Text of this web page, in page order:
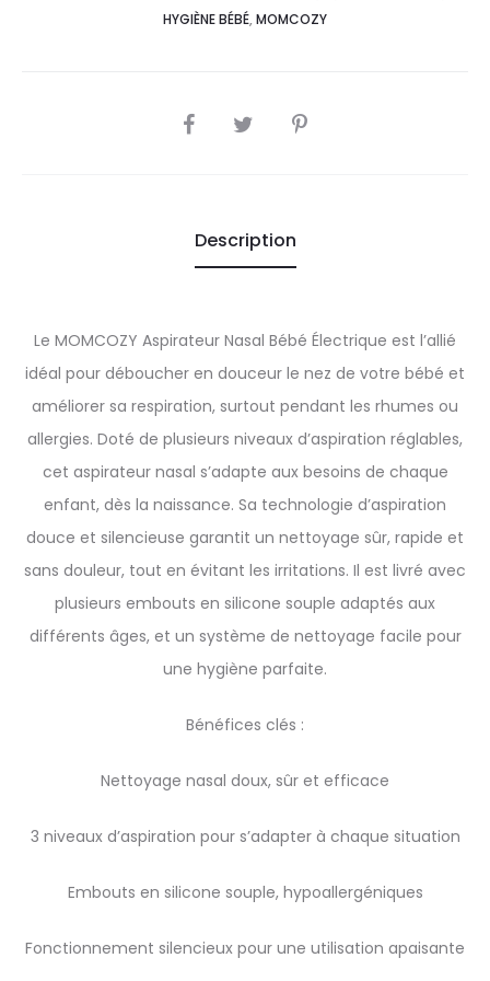
HYGIÈNE BÉBÉ, MOMCOZY
SHARE
Description
Le MOMCOZY Aspirateur Nasal Bébé Électrique est l’allié
idéal pour déboucher en douceur le nez de votre bébé et
améliorer sa respiration, surtout pendant les rhumes ou
allergies. Doté de plusieurs niveaux d’aspiration réglables,
cet aspirateur nasal s’adapte aux besoins de chaque
enfant, dès la naissance. Sa technologie d’aspiration
douce et silencieuse garantit un nettoyage sûr, rapide et
sans douleur, tout en évitant les irritations. Il est livré avec
plusieurs embouts en silicone souple adaptés aux
différents âges, et un système de nettoyage facile pour
une hygiène parfaite.
Bénéfices clés :
Nettoyage nasal doux, sûr et efficace
3 niveaux d’aspiration pour s’adapter à chaque situation
Embouts en silicone souple, hypoallergéniques
Fonctionnement silencieux pour une utilisation apaisante